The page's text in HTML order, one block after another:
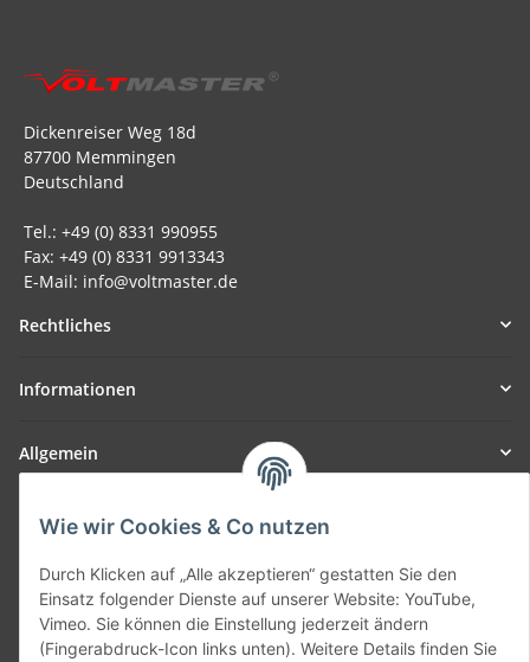
Wie wir Cookies & Co nutzen
Durch Klicken auf „Alle akzeptieren“ gestatten Sie den
Einsatz folgender Dienste auf unserer Website: YouTube,
Vimeo. Sie können die Einstellung jederzeit ändern
(Fingerabdruck-Icon links unten). Weitere Details finden Sie
Dickenreiser Weg 18d
87700 Memmingen
Deutschland
Tel.: +49 (0) 8331 990955
Fax: +49 (0) 8331 9913343
E-Mail: info@voltmaster.de
Rechtliches
Informationen
Allgemein
Teil unseres Netzwerks:
SmoliTec - Safety. Simplified. Worldwide. ( B2B Shop )
Vertrag widerrufen